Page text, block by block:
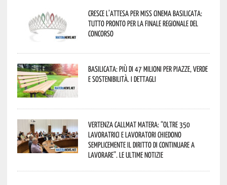
Cresce l’attesa per Miss Cinema Basilicata:
tutto pronto per la finale regionale del
concorso
Basilicata: più di 47 milioni per piazze, verde
e sostenibilità. I dettagli
Vertenza CallMat Matera: “Oltre 350
lavoratrici e lavoratori chiedono
semplicemente il diritto di continuare a
lavorare”. Le ultime notizie